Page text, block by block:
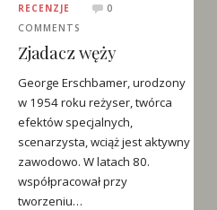
RECENZJE
0
COMMENTS
Zjadacz węży
George Erschbamer, urodzony
w 1954 roku reżyser, twórca
efektów specjalnych,
scenarzysta, wciąż jest aktywny
zawodowo. W latach 80.
współpracował przy
tworzeniu…